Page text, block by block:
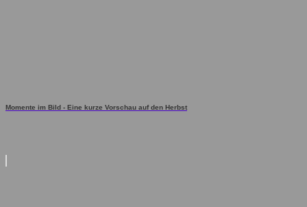
Momente im Bild - Eine kurze Vorschau auf den Herbst